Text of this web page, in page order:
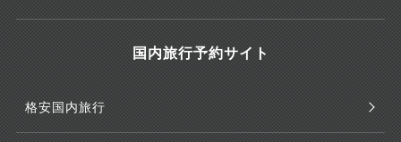
国内旅行予約サイト
格安国内旅行